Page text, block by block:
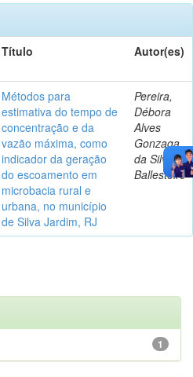
Título Autor(es)
Métodos para
estimativa do tempo de
concentração e da
vazão máxima, como
indicador da geração
do escoamento em
microbacia rural e
urbana, no município
de Silva Jardim, RJ
Pereira,
Débora
Alves
Gonzaga
da Silva
Ballesteiro
1